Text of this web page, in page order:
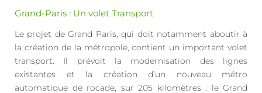
Grand-Paris : Un volet Transport
Le projet de Grand Paris, qui doit notamment aboutir à
la création de la métropole, contient un important volet
transport. Il prévoit la modernisation des lignes
existantes et la création d’un nouveau métro
automatique de rocade, sur 205 kilomètres : le Grand